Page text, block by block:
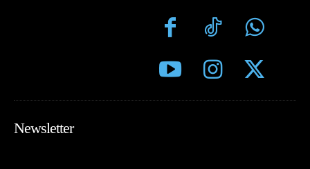
Newsletter